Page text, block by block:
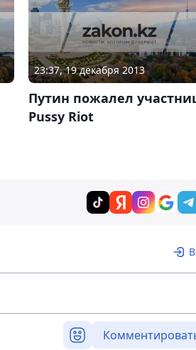
23:37, 19 декабря 2013
Путин пожалел
Pussy Riot